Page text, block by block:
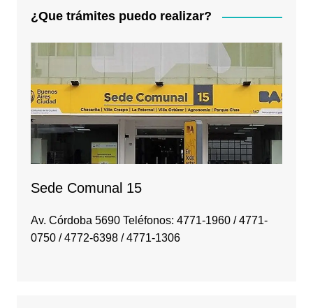
¿Que trámites puedo realizar?
Sede Comunal 15
Av. Córdoba 5690 Teléfonos: 4771-1960 / 4771-
0750 / 4772-6398 / 4771-1306